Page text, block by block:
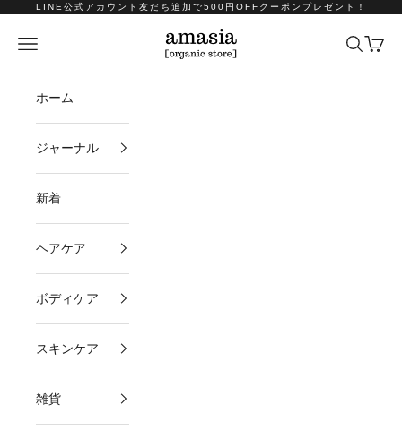
コンテンツへスキップ
LINE公式アカウント友だち追加で500円OFFクーポンプレゼント！
amasia organic store
メニュー 検索カート
ホーム
ジャーナル
新着
ヘアケア
ボディケア
スキンケア
雑貨